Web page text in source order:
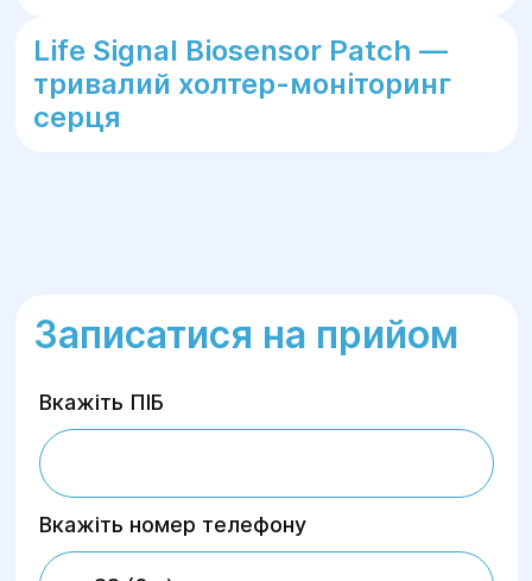
Life Signal Biosensor Patch —
тривалий холтер-моніторинг
серця
Записатися на прийом
Вкажіть ПІБ
Вкажіть номер телефону